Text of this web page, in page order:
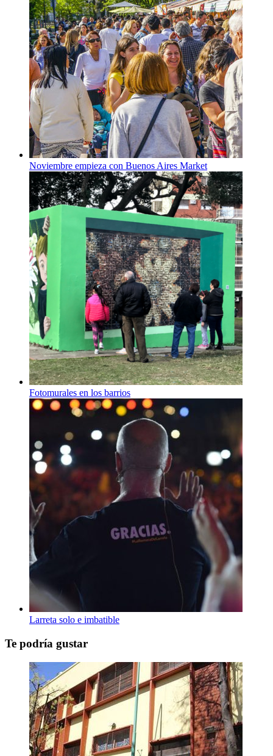
Noviembre empieza con Buenos Aires Market
Fotomurales en los barrios
Larreta solo e imbatible
Te podría gustar